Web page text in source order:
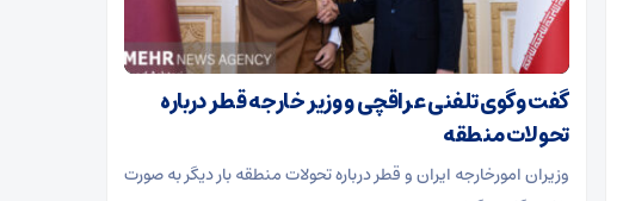
گفت وگوی تلفنی عراقچی و وزیر خارجه قطر درباره
تحولات منطقه
وزیران امورخارجه ایران و قطر درباره تحولات منطقه بار دیگر به صورت